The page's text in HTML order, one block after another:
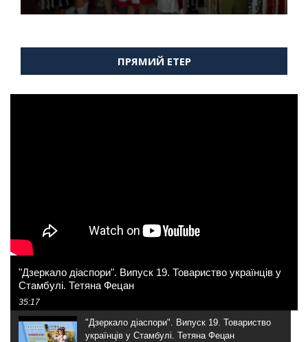
ПРЯМИЙ ЕТЕР
"Дзеркало діаспори". Випуск 19. Товариство українців у
Стамбулі. Тетяна Фецан
35:17
"Дзеркало діаспори". Випуск 19. Товариство
українців у Стамбулі. Тетяна Фецан